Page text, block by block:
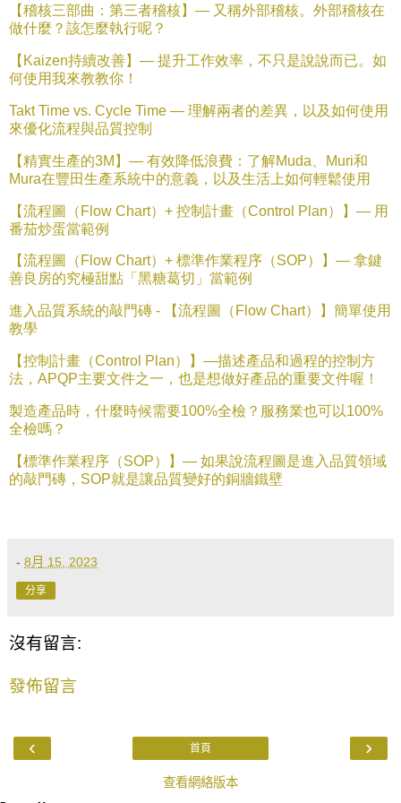
【稽核三部曲：第三者稽核】— 又稱外部稽核。外部稽核在
做什麼？該怎麼執行呢？
【 Kaizen持續改善】— 提升工作效率，不只是說說而已。如
何使用我來教教你！
Takt Time vs. Cycle Time — 理解兩者的差異，以及如何使用
來優化流程與品質控制
【精實生產的3M 】— 有效降低浪費：了解Muda Muri和
Mura在豐田生產系統中的意義，以及生活上如何輕鬆使用
【流程圖（ Flow Chart） + 控制計畫（Control Plan）】— 用
番茄炒蛋當範例
【流程圖（ Flow Chart） + 標準作業程序（SOP）】— 拿鍵
善良房的究極甜點「黑糖葛切」當範例
進入品質系統的敲門磚 - 【流程圖（ Flow Chart）】簡單使用
教學
【控制計畫（Control Plan）】 —描述產品和過程的控制方
法， APQP主要文件之一，也是想做好產品的重要文件喔！
製造產品時，什麼時候需要100%全檢？服務業也可以100%
全檢嗎？
【標準作業程序（SOP）】 — 如果說流程圖是進入品質領域
的敲門磚， SOP就是讓品質變好的銅牆鐵壁
- 8月 15, 2023
分享
沒有留言:
發佈留言
‹ ›
首頁
查看網絡版本